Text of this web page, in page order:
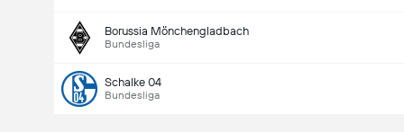
Borussia Mönchengladbach
Bundesliga
Schalke 04
Bundesliga